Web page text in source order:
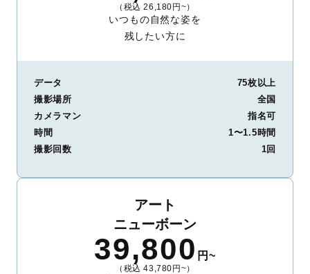
（税込 26,180円~）
いつもの自然な姿を
残したい方に
データ
75枚以上
撮影場所
全国
カメラマン
指名可
時間
1〜1.5時間
撮影回数
1回
アート
ニューボーン
39,800 円~
（税込 43,780円~）